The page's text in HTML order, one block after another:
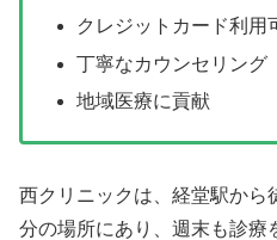
クレジットカード利用
丁寧なカウンセリング
地域医療に貢献
西クリニックは、経堂駅から
分の場所にあり、週末も診療